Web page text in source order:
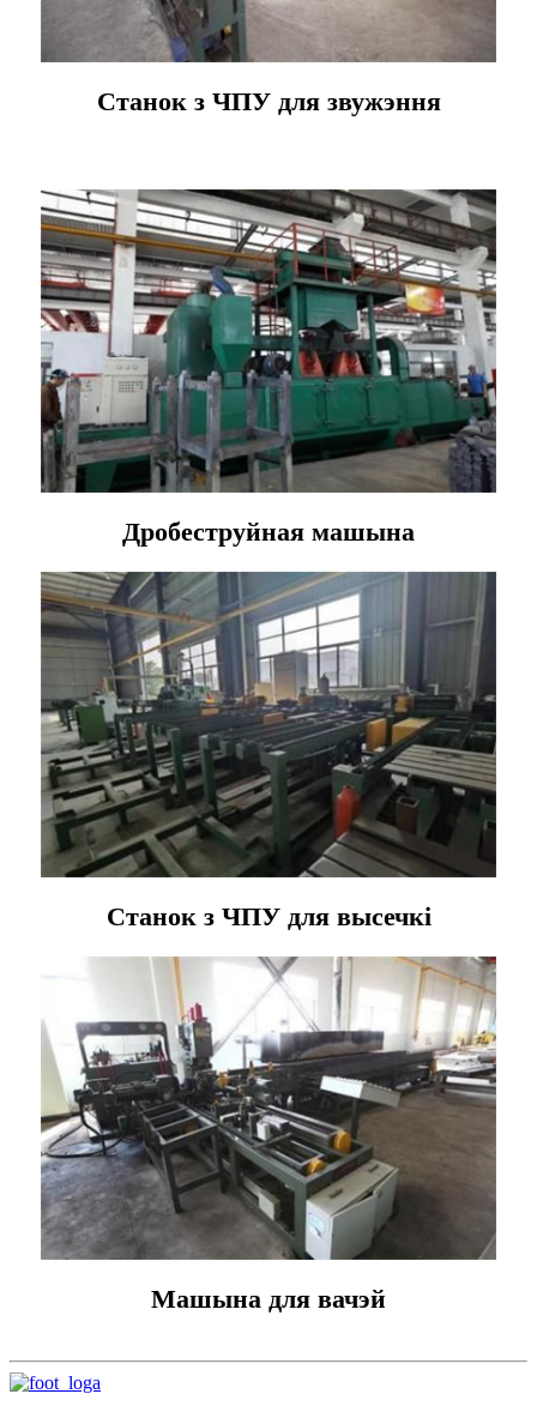
Станок з ЧПУ для звужэння
Дробеструйная машына
Станок з ЧПУ для высечкі
Машына для вачэй